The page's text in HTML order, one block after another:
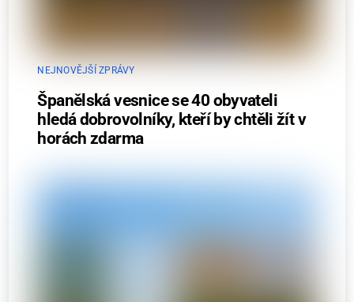
NEJNOVĚJŠÍ ZPRÁVY
Španělská vesnice se 40 obyvateli
hledá dobrovolníky, kteří by chtěli žít v
horách zdarma